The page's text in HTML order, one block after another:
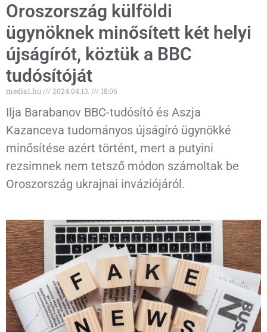
Oroszország külföldi
ügynöknek minősített két helyi
újságírót, köztük a BBC
tudósítóját
media1.hu 2024.04.13. 18:06
Ilja Barabanov BBC-tudósító és Aszja
Kazanceva tudományos újságíró ügynökké
minősítése azért történt, mert a putyini
rezsimnek nem tetsző módon számoltak be
Oroszország ukrajnai inváziójáról.